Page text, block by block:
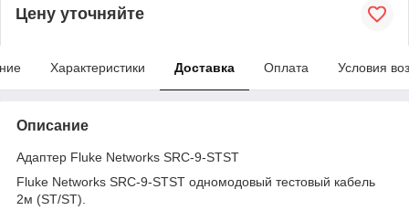
Цену уточняйте
Характеристики Доставка Оплата Условия
Описание
Адаптер Fluke Networks SRC-9-STST
Fluke Networks SRC-9-STST одномодовый тестовый кабель
2м (ST/ST).